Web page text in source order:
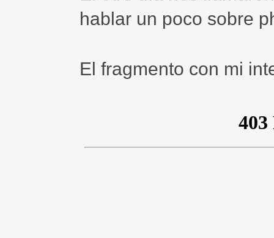
hablar un poco sobre
El fragmento con mi